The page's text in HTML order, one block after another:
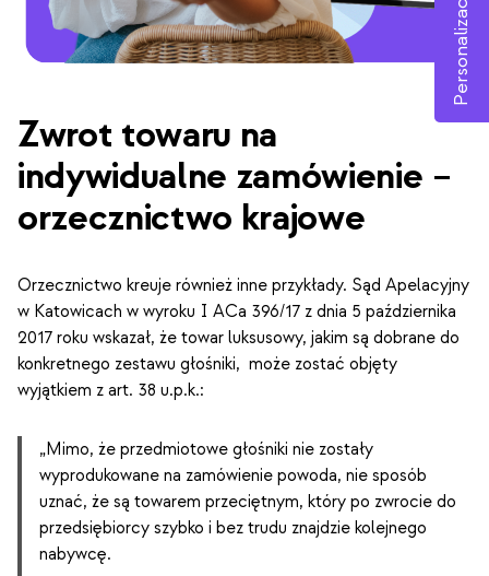
Zwrot towaru na
indywidualne zamówienie –
orzecznictwo krajowe
Orzecznictwo kreuje również inne przykłady. Sąd Apelacyjny
w Katowicach w wyroku I ACa 396/17 z dnia 5 października
2017 roku wskazał, że towar luksusowy, jakim są dobrane do
konkretnego zestawu głośniki, może zostać objęty
wyjątkiem z art. 38 u.p.k.:
„Mimo, że przedmiotowe głośniki nie zostały
wyprodukowane na zamówienie powoda, nie sposób
uznać, że są towarem przeciętnym, który po zwrocie do
przedsiębiorcy szybko i bez trudu znajdzie kolejnego
nabywcę.
Personalizacja